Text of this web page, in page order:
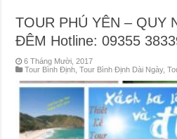
TOUR PHÚ YÊN – QUY
ĐÊM Hotline: 09355
6 Tháng Mười, 2017
Tour Bình Định ,Tour Bình Định Dài Ngày,